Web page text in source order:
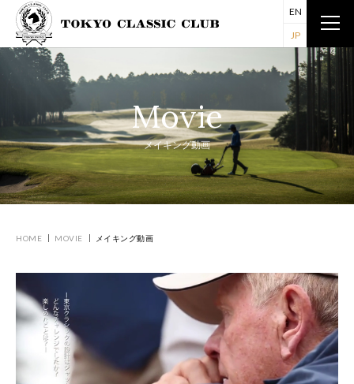
EN
JP
Movie
メイキング動画
HOME MOVIE メイキング動画